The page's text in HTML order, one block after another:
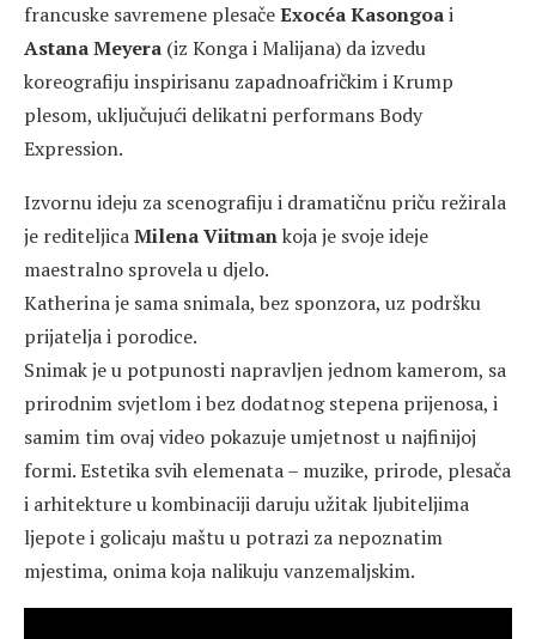
francuske savremene plesačeExocéa Kasongoai
Astana Meyera (iz Konga i Malijana) da izvedu
koreografiju inspirisanu zapadnoafričkim i Krump
plesom, uključujući delikatni performans Body
Expression.
Izvornu ideju za scenografiju i dramatičnu priču režirala
je rediteljicaMilena Viitmankoja je svoje ideje
maestralno sprovela u djelo.
Katherina je sama snimala, bez sponzora, uz podršku
prijatelja i porodice.
Snimak je u potpunosti napravljen jednom kamerom, sa
prirodnim svjetlom i bez dodatnog stepena prijenosa, i
samim tim ovaj video pokazuje umjetnost u najfinijoj
formi. Estetika svih elemenata – muzike, prirode, plesača
i arhitekture u kombinaciji daruju užitak ljubiteljima
ljepote i golicaju maštu u potrazi za nepoznatim
mjestima, onima koja nalikuju vanzemaljskim.